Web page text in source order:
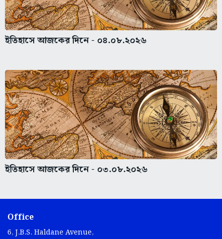
ইতিহাসে আজকের দিনে - ০৪.০৮.২০২৬
ইতিহাসে আজকের দিনে - ০৩.০৮.২০২৬
Office
6, J.B.S. Haldane Avenue,